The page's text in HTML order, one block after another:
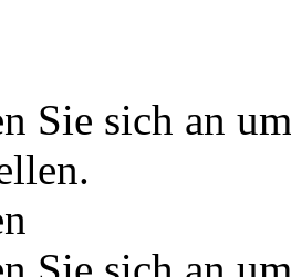
Sie sich an